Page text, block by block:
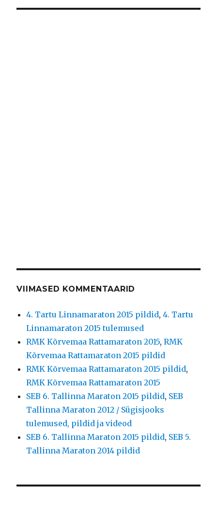
VIIMASED KOMMENTAARID
4. Tartu Linnamaraton 2015 pildid,4. Tartu
Linnamaraton 2015 tulemused
RMK Kõrvemaa Rattamaraton 2015,RMK
Kõrvemaa Rattamaraton 2015 pildid
RMK Kõrvemaa Rattamaraton 2015 pildid,
RMK Kõrvemaa Rattamaraton 2015
SEB 6. Tallinna Maraton 2015 pildid, SEB
Tallinna Maraton 2012 / Sügisjooks
tulemused, pildid ja videod
SEB 6. Tallinna Maraton 2015 pildid, SEB 5.
Tallinna Maraton 2014 pildid